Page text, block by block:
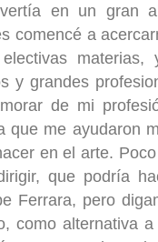
en un gran
comencé a
electivas
y grandes
de mi
que me ayudaron
en el arte.
que podría
Ferrara, pero
como alternativa